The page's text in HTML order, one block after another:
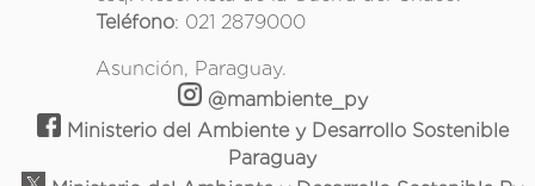
Teléfono: 021 2879000
Asunción, Paraguay.
@mambiente_py
Ministerio del Ambiente y Desarrollo Sostenible
Paraguay